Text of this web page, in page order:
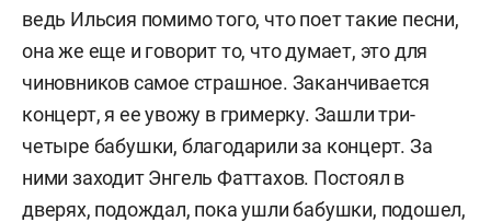
ведь Ильсия помимо того, что поет такие песни,
она же еще и говорит то, что думает, это для
чиновников самое страшное. Заканчивается
концерт, я ее увожу в гримерку. Зашли три-
четыре бабушки, благодарили за концерт. За
ними заходит Энгель Фаттахов. Постоял в
дверях, подождал, пока ушли бабушки, подошел,